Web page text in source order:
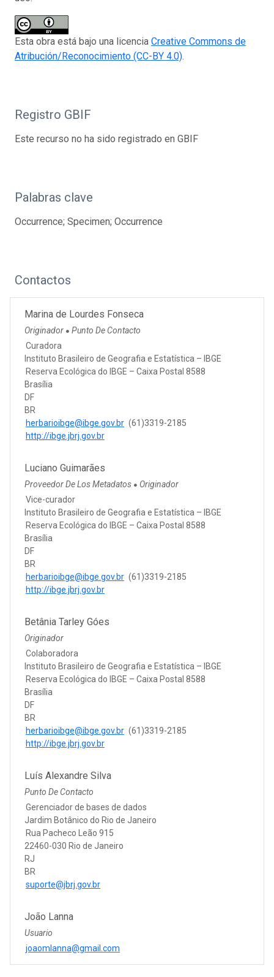
Esta obra está bajo una licencia Creative Commons de
Atribución/Reconocimiento (CC-BY 4.0).
Registro GBIF
Este recurso no ha sido registrado en GBIF
Palabras clave
Occurrence; Specimen; Occurrence
Contactos
Marina de Lourdes Fonseca
Originador ● Punto De Contacto
Curadora
Instituto Brasileiro de Geografia e Estatística – IBGE
Reserva Ecológica do IBGE – Caixa Postal 8588
Brasília
DF
BR
herbarioibge@ibge.gov.br (61)3319-2185
http://ibge.jbrj.gov.br
Luciano Guimarães
Proveedor De Los Metadatos ● Originador
Vice-curador
Instituto Brasileiro de Geografia e Estatística – IBGE
Reserva Ecológica do IBGE – Caixa Postal 8588
Brasília
DF
BR
herbarioibge@ibge.gov.br (61)3319-2185
http://ibge.jbrj.gov.br
Betânia Tarley Góes
Originador
Colaboradora
Instituto Brasileiro de Geografia e Estatística – IBGE
Reserva Ecológica do IBGE – Caixa Postal 8588
Brasília
DF
BR
herbarioibge@ibge.gov.br (61)3319-2185
http://ibge.jbrj.gov.br
Luís Alexandre Silva
Punto De Contacto
Gerenciador de bases de dados
Jardim Botânico do Rio de Janeiro
Rua Pacheco Leão 915
22460-030 Rio de Janeiro
RJ
BR
suporte@jbrj.gov.br
João Lanna
Usuario
joaomlanna@gmail.com